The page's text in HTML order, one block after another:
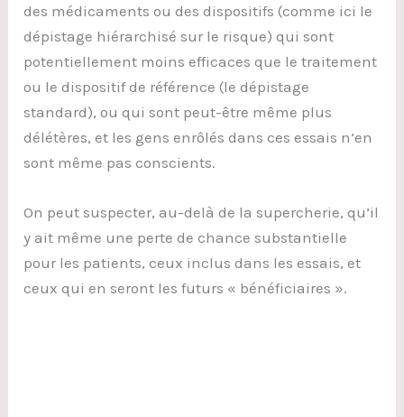
des médicaments ou des dispositifs (comme ici le
dépistage hiérarchisé sur le risque) qui sont
potentiellement moins efficaces que le traitement
ou le dispositif de référence (le dépistage
standard), ou qui sont peut-être même plus
délétères, et les gens enrôlés dans ces essais n’en
sont même pas conscients.
On peut suspecter, au-delà de la supercherie, qu’il
y ait même une perte de chance substantielle
pour les patients, ceux inclus dans les essais, et
ceux qui en seront les futurs « bénéficiaires ».